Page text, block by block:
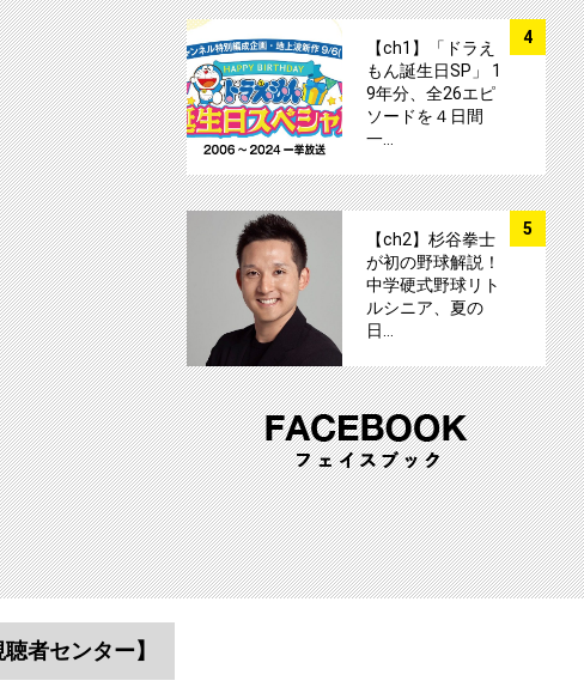
4
【ch1】「ドラえ
もん誕生日SP」 1
9年分、全26エピ
ソードを４日間
一…
5
【ch2】杉谷拳士
が初の野球解説！
中学硬式野球リト
ルシニア、夏の
日…
者センター】